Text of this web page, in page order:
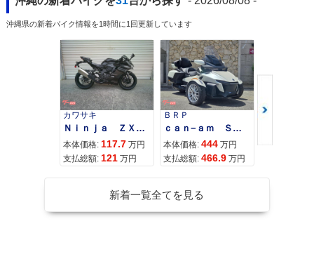
PER FOUR ABS Sp
別・限定仕様
PER FOUR ABS・
PER FOUR・マイナ
2007年 CB1300 SU
PER FOUR ABS・
マイナーチェンジ
2007年 CB1300 SU
PER FOUR・マイナ
ーチェンジ
2006年 CB1300 SU
PER FOUR ABS・
カラーチェンジ
沖縄県の新着バイク情報を1時間に1回更新しています
カワサキ
Ｎｉｎｊａ ＺＸ−４Ｒ ＳＥ
本体価格: 117.7 万円
支払総額: 121 万円
ＢＲＰ
ｃａｎ−ａｍ ＳＰＹＤＥＲ ＲＴ ＬＩＭＩＴＥＤ
本体価格: 444 万円
支払総額: 466.9 万円
スズキ
本体価格:
新着一覧全てを見る